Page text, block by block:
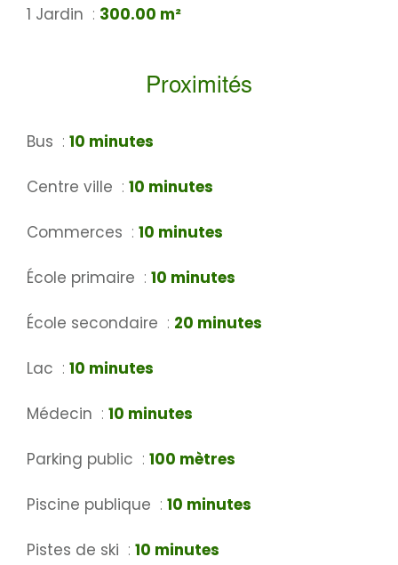
1 Jardin 300.00 m²
Proximités
Bus 10 minutes
Centre ville 10 minutes
Commerces 10 minutes
École primaire 10 minutes
École secondaire 20 minutes
Lac 10 minutes
Médecin 10 minutes
Parking public 100 mètres
Piscine publique 10 minutes
Pistes de ski 10 minutes